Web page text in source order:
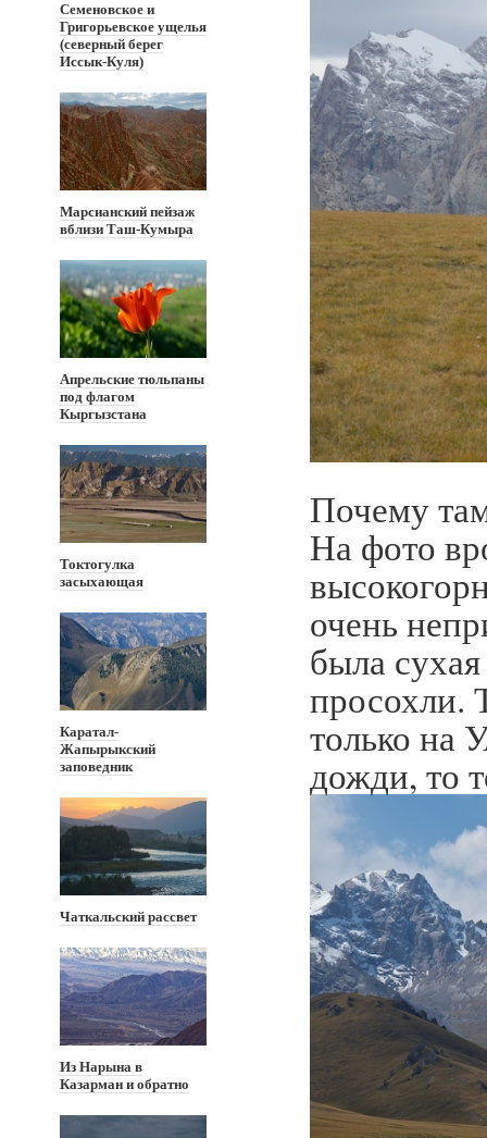
Семеновское и
Григорьевское ущелья
(северный берег
Иссык-Куля)
Марсианский пейзаж
вблизи Таш-Кумыра
Апрельские тюльпаны
под флагом
Кыргызстана
Токтогулка
засыхающая
Каратал-
Жапырыкский
заповедник
Чаткальский рассвет
Из Нарына в
Казарман и обратно
Почему
На фото
очень
была
просохли.
только на
дожди, то